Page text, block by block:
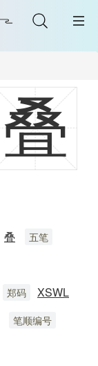
叠
叠 五笔
郑码 XSWL
笔顺编号